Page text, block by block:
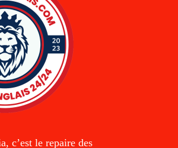
c’est le repaire des